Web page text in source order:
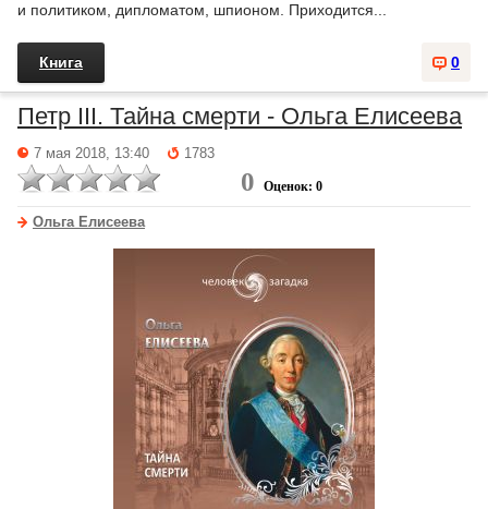
и политиком, дипломатом, шпионом. Приходится...
0
Книга
Петр III. Тайна смерти - Ольга Елисеева
7 мая 2018, 13:40 1783
0 Оценок: 0
Ольга Елисеева